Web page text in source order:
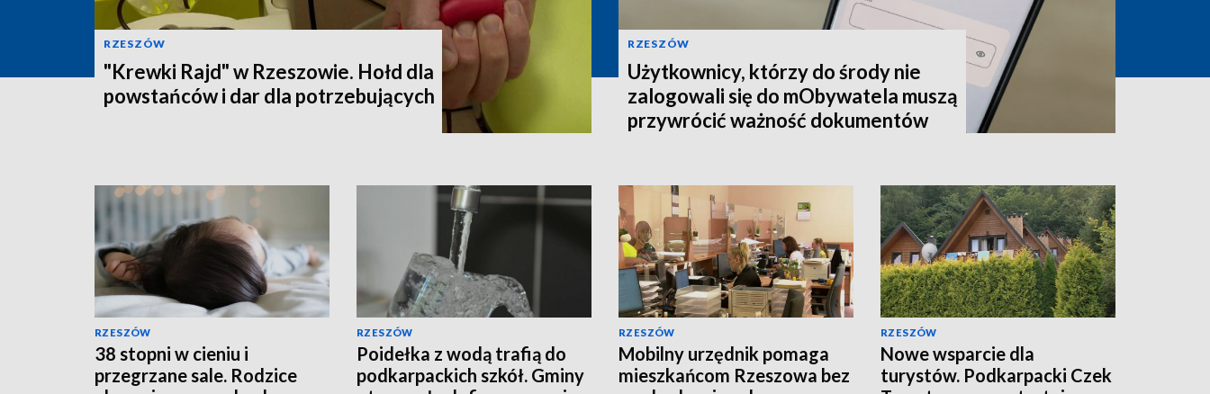
RZESZÓW
"Krewki Rajd" w Rzeszowie. Hołd dla
powstańców i dar dla potrzebujących
RZESZÓW
Użytkownicy, którzy do środy nie
zalogowali się do mObywatela muszą
przywrócić ważność dokumentów
RZESZÓW
38 stopni w cieniu i
przegrzane sale. Rodzice
RZESZÓW
Poidełka z wodą trafią do
podkarpackich szkół. Gminy
RZESZÓW
Mobilny urzędnik pomaga
mieszkańcom Rzeszowa bez
RZESZÓW
Nowe wsparcie dla
turystów. Podkarpacki Czek